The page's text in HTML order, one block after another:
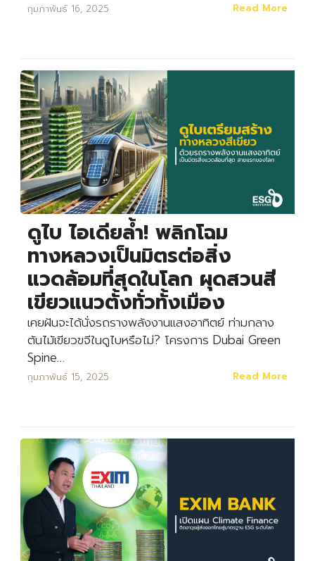
กุมภาพันธ์ 16, 2025 Read More
ดูไบ ไอเดียล้ำ! พลิกโฉม
ทางหลวงเป็นมิตรต่อสิ่ง
แวดล้อมที่สุดในโลก ผุดสวนสี
เขียวแนวตั้งทั่วทั้งเมือง
เคยฝันจะได้นั่งรถรางพลังงานแสงอาทิตย์ ท่ามกลาง
ต้นไม้เขียวขจีในดูไบหรือไม่? โครงการ Dubai Green
Spine…
กุมภาพันธ์ 15, 2025 Read More